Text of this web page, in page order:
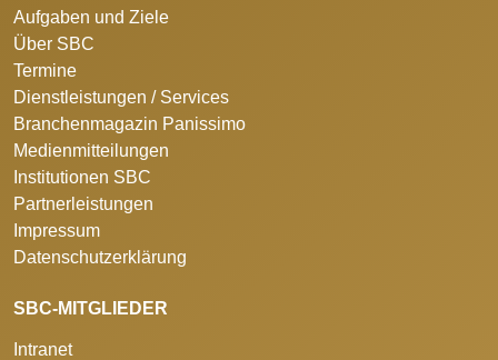
Aufgaben und Ziele
Über SBC
Termine
Dienstleistungen / Services
Branchenmagazin Panissimo
Medienmitteilungen
Institutionen SBC
Partnerleistungen
Impressum
Datenschutzerklärung
SBC-MITGLIEDER
Intranet